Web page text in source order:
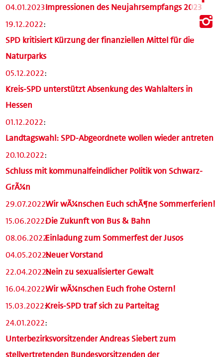
04.01.2023 :
Impressionen des Neujahrsempfangs 2023
19.12.2022
SPD kritisiert Kürzung der finanziellen Mittel für die
Naturparks
05.12.2022
Kreis-SPD unterstützt Absenkung des Wahlalters in
Hessen
01.12.2022
Landtagswahl: SPD-Abgeordnete wollen wieder antreten
20.10.2022
Schluss mit kommunalfeindlicher Politik von Schwarz-
GrÃ¼n
29.07.2022:
Wir wÃ¼nschen Euch schÃ¶ne Sommerferien!
15.06.2022 :Die Zukunft von Bus & Bahn
08.06.2022:
Einladung zum Sommerfest der Jusos
04.05.2022:
Neuer Vorstand
22.04.2022:
Nein zu sexualisierter Gewalt
16.04.2022:Wir wÃ¼nschen Euch frohe Ostern!
15.03.2022 :Kreis-SPD traf sich zu Parteitag
24.01.2022
Unterbezirksvorsitzender Andreas Siebert zum
stellvertretenden Bundesvorsitzenden der